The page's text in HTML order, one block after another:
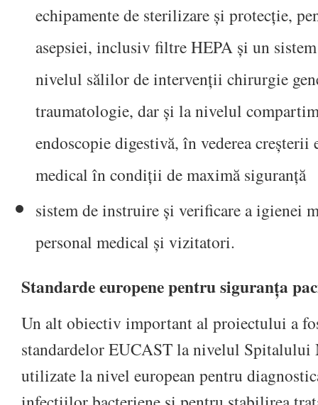
echipamente de sterilizare și protecție,
asepsiei, inclusiv filtre HEPA și un
nivelul sălilor de intervenții chirurgie
traumatologie, dar și la nivelul
endoscopie digestivă, în vederea
medical în condiții de maximă siguranță
sistem de instruire și verificare a igienei
personal medical și vizitatori.
Standarde europene pentru siguranța
Un alt obiectiv important al proiectului a
standardelor EUCAST la nivelul Spitalului
utilizate la nivel european pentru